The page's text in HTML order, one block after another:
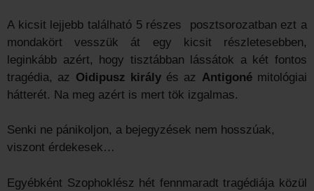
A kicsit lejjebb található 5 részes posztsorozatban ezt a
mondakört vesszük át egy kicsit részletesebben,
leginkább azért, hogy tisztábban lássátok a két fontos
tragédia, az Oidipusz királyés az Antigonémitológiai
hátterét. Na meg azért is mert tök izgalmas.
Senki ne pánikoljon, a bejegyzések nem hosszúak,
viszont érdekesek…
Egyébként Szophoklész hét fennmaradt tragédiája közül